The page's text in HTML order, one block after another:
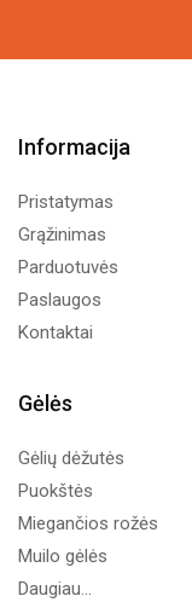
Informacija
Pristatymas
Grąžinimas
Parduotuvės
Paslaugos
Kontaktai
Gėlės
Gėlių dėžutės
Puokštės
Miegančios rožės
Muilo gėlės
Daugiau...